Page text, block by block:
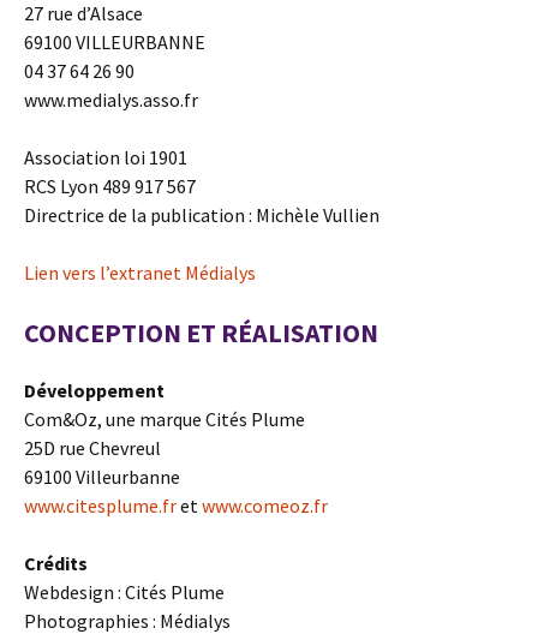
27 rue d’Alsace
69100 VILLEURBANNE
04 37 64 26 90
www.medialys.asso.fr
Association loi 1901
RCS Lyon 489 917 567
Directrice de la publication : Michèle Vullien
Lien vers l’extranet Médialys
CONCEPTION ET RÉALISATION
Développement
Com&Oz, une marque Cités Plume
25D rue Chevreul
69100 Villeurbanne
www.citesplume.fretwww.comeoz.fr
Crédits
Webdesign : Cités Plume
Photographies : Médialys